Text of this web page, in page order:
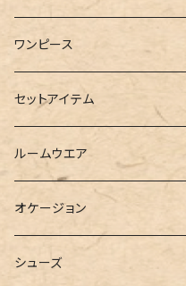
ロングシャツ
ダウンジャケット
ベスト
半袖
スウェット・パーカー
ニット
シャツ
ブラウス
カーディガン
スキニー
ショートパンツ
ハーフパンツ
スウェット
ジャージ
ロング
ミニ
その他
ワンピース
シャツワンピース
スウェットワンピース
パーカーワンピース
ニットワンピース
セットアイテム
ルームウエア
オケージョン
シューズ